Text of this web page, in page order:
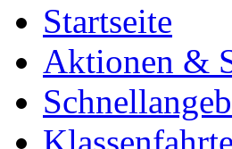
Startseite
Aktionen &